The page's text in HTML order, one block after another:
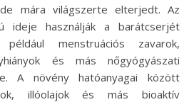
mára világszerte elterjedt. Az
ideje használják a barátcserjét
például menstruációs zavarok,
és más nőgyógyászati
A növény hatóanyagai között
illóolajok és más bioaktív